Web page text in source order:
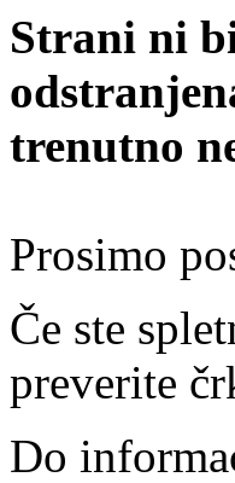
Strani ni
trenutno
Prosimo
Če ste
preverite
Do